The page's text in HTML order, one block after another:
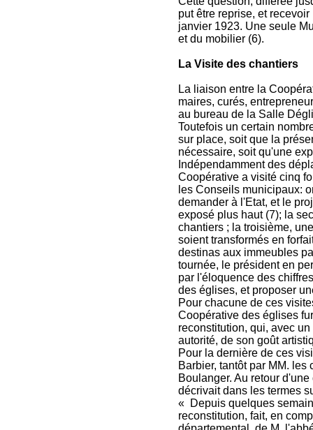
put être reprise, et
janvier 1923. Une seule
et du mobilier (6).
La Visite des chantiers
La liaison entre la
maires, curés,
au bureau de la Salle
Toutefois un certain
sur place, soit que la
nécessaire, soit qu'une
Indépendamment des
Coopérative a visité cinq
les Conseils municipaux:
demander à l'Etat, et le
exposé plus haut (7); la
chantiers ; la troisième,
soient transformés en
destinas aux immeubles
tournée, le président en
par l'éloquence des
des églises, et proposer
Pour chacune de ces
Coopérative des églises
reconstitution, qui, avec
autorité, de son goût
Pour la dernière de ces
Barbier, tantôt par MM.
Boulanger. Au retour
décrivait dans les termes
« Depuis quelques
reconstitution, fait, en